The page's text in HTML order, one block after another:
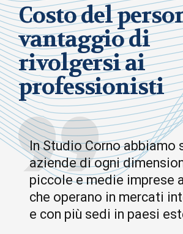
Costo del
vantaggio di
rivolgersi ai
professionisti
In Studio Corno abbiamo
aziende di ogni
piccole e medie imprese
che operano in mercati
e con più sedi in paesi